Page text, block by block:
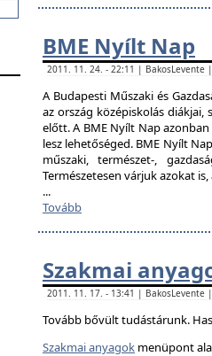
BME Nyílt Nap
2011. 11. 24. - 22:11 | BakosLevente
A Budapesti Műszaki és
az ország középiskolás
előtt. A BME Nyílt Nap
lesz lehetőséged. BME Nyílt
műszaki, természet-,
Természetesen várjuk azokat
...
Tovább
Szakmai
2011. 11. 17. - 13:41 | BakosLevente
Tovább bővült tudástárunk.
Szakmai anyagok menüpont